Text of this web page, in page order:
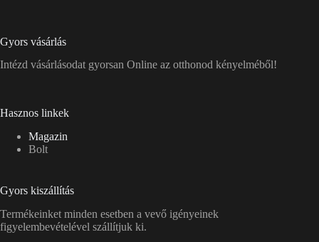
Gyors vásárlás
Intézd vásárlásodat gyorsan Online az otthonod kényelméből!
Hasznos linkek
Magazin
Bolt
Gyors kiszállítás
Termékeinket minden esetben a vevő igényeinek
figyelembevételével szállítjuk ki.